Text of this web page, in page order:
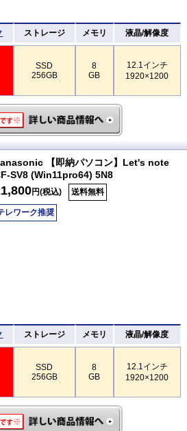
ストレージ メモリ 液晶/解像度
SSD
256GB
8
GB
12.1インチ
1920×1200
【即納パソコン】Let's note
SV8 (Win11pro64) 5N8
円(税込) 送料無料
レワーク推奨
ストレージ メモリ 液晶/解像度
SSD
256GB
8
GB
12.1インチ
1920×1200